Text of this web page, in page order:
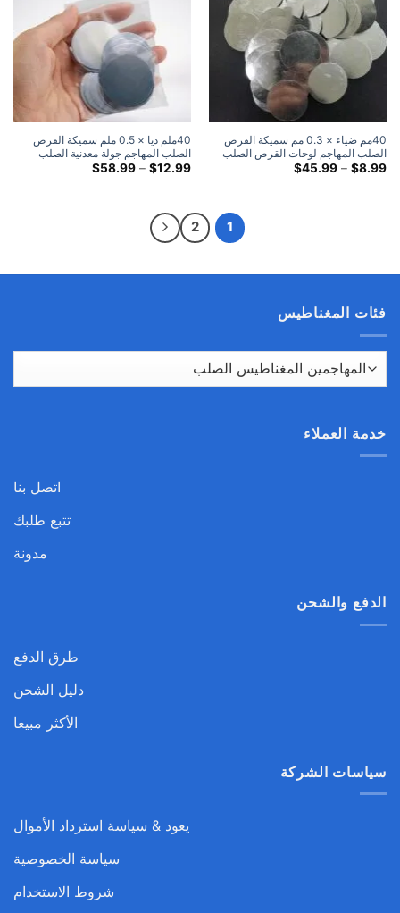
40مم ضياء × 0.3 مم سميكة القرص
الصلب المهاجم لوحات القرص الصلب
المعدنية المستديرة
$8.99
–
$45.99 النطاق
40ملم ديا × 0.5 ملم سميكة القرص
الصلب المهاجم جولة معدنية الصلب
لوحات الضرب القرص
$12.99
–
$58.99 النطاق
1
2
فئات المغناطيس
خدمة العملاء
اتصل بنا
تتبع طلبك
مدونة
الدفع والشحن
طرق الدفع
دليل الشحن
الأكثر مبيعا
سياسات الشركة
يعود & سياسة استرداد الأموال
سياسة الخصوصية
شروط الاستخدام